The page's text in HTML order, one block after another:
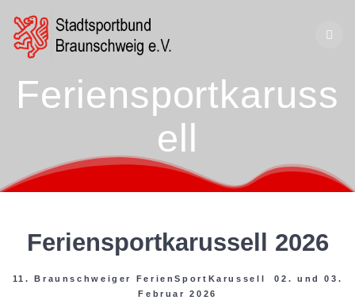
Feriensportkaruss
ell
Feriensportkarussell 2026
11. Braunschweiger FerienSportKarussell 02. und 03.
Februar 2026